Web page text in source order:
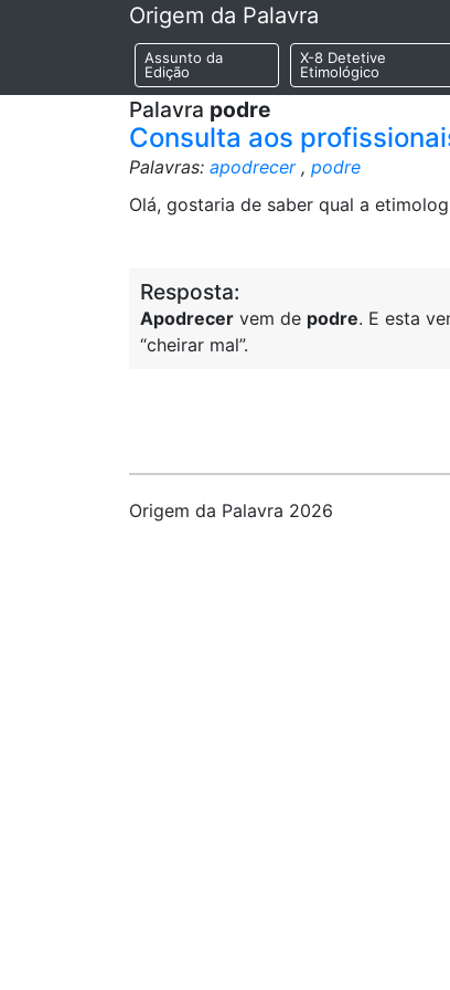
Origem da Palavra
Assunto da
Edição
X-8 Detetive
Etimológico
Palavra podre
Consulta aos
Palavras: apodrecer, podre
Olá, gostaria de saber qual a
Resposta:
Apodrecer vem de podre. E esta
“cheirar mal”.
Origem da Palavra 2026